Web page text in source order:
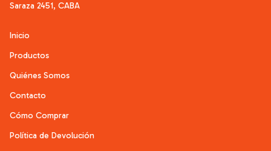
Saraza 2451, CABA
Inicio
Productos
Quiénes Somos
Contacto
Cómo Comprar
Política de Devolución